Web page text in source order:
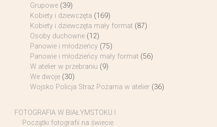
Grupowe (39)
Kobiety i dziewczęta (169)
Kobiety i dziewczęta mały format (87)
Osoby duchowne (12)
Panowie i młodzieńcy (75)
Panowie i młodzieńcy mały format (56)
W atelier w przebraniu (9)
We dwoje (30)
Wojsko Policja Straż Pożarna w atelier (36)
FOTOGRAFIA W BIAŁYMSTOKU I
Początki fotografii na świecie